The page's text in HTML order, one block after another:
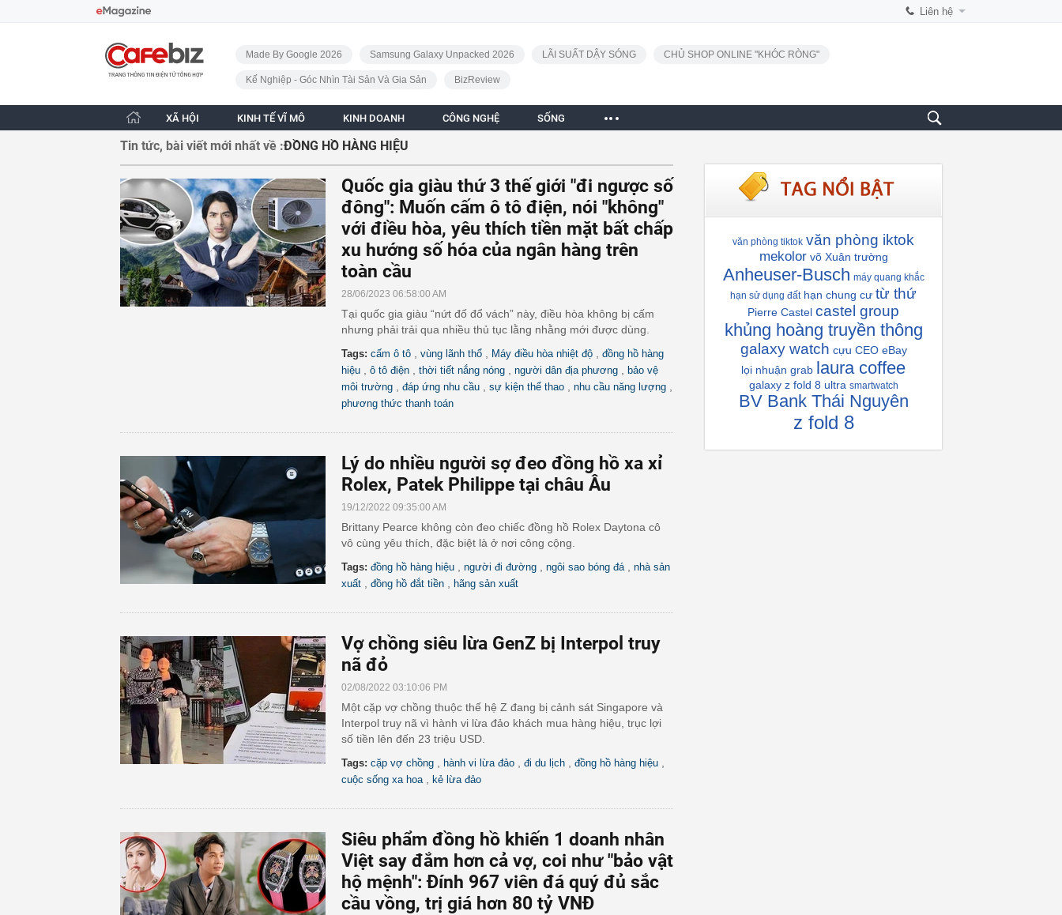
Liên hệ
CafeBiz - Trang chủ
Made By Google 2026
Samsung Galaxy Unpacked 2026 LÃI SUẤT DẬY SÓNG CHỦ SHOP ONLINE "KHÓC RÒNG"
Kế Nghiệp - Góc Nhìn Tài Sản Và Gia Sản BizReview
XÃ HỘI KINH TẾ VĨ MÔ KINH DOANH CÔNG NGHỆ SỐNG
Tin tức, bài viết mới nhất về :ĐỒNG HỒ HÀNG HIỆU
Quốc gia giàu thứ 3 thế giới "đi ngược số
đông": Muốn cấm ô tô điện, nói "không"
với điều hòa, yêu thích tiền mặt bất chấp
xu hướng số hóa của ngân hàng trên
toàn cầu
28/06/2023 06:58:00 AM
Tại quốc gia giàu “nứt đố đổ vách” này, điều hòa không bị cấm
nhưng phải trải qua nhiều thủ tục lằng nhằng mới được dùng.
Tags: cấm ô tô vùng lãnh thổ Máy điều hòa nhiệt độ
đồng hồ hàng
hiệu
ô tô điện thời tiết nắng nóng người dân địa phương
bảo vệ
môi trường
đáp ứng nhu cầu sự kiện thể thao nhu cầu năng lượng
phương thức thanh toán
Lý do nhiều người sợ đeo đồng hồ xa xỉ
Rolex, Patek Philippe tại châu Âu
19/12/2022 09:35:00 AM
Brittany Pearce không còn đeo chiếc đồng hồ Rolex Daytona cô
vô cùng yêu thích, đặc biệt là ở nơi công cộng.
Tags: đồng hồ hàng hiệu người đi đường ngôi sao bóng đá
nhà sản
xuất
đồng hồ đắt tiền hãng sản xuất
Vợ chồng siêu lừa GenZ bị Interpol truy
nã đỏ
02/08/2022 03:10:06 PM
Một cặp vợ chồng thuộc thế hệ Z đang bị cảnh sát Singapore và
Interpol truy nã vì hành vi lừa đảo khách mua hàng hiệu, trục lợi
số tiền lên đến 23 triệu USD.
Tags: cặp vợ chồng hành vi lừa đảo đi du lịch đồng hồ hàng hiệu
cuộc sống xa hoa kẻ lừa đảo
Siêu phẩm đồng hồ khiến 1 doanh nhân
Việt say đắm hơn cả vợ, coi như "bảo vật
hộ mệnh": Đính 967 viên đá quý đủ sắc
cầu vồng, trị giá hơn 80 tỷ VNĐ
văn phòng tiktok văn phòng iktok
mekolor võ Xuân trường
Anheuser-Busch máy quang khắc
hạn sử dụng đất hạn chung cư từ thứ
Pierre Castel castel group
khủng hoàng truyền thông
galaxy watch cựu CEO eBay
lọi nhuận grab laura coffee
galaxy z fold 8 ultra smartwatch
BV Bank Thái Nguyên
z fold 8